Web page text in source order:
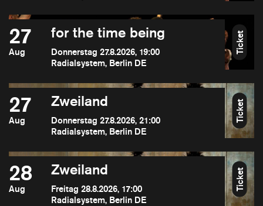
27
Aug
for the time being
Donnerstag 27.8.2026, 19:00
Radialsystem, Berlin DE
Ticket
27
Aug
Zweiland
Donnerstag 27.8.2026, 21:00
Radialsystem, Berlin DE
Ticket
28
Aug
Zweiland
Freitag 28.8.2026, 17:00
Radialsystem, Berlin DE
Ticket